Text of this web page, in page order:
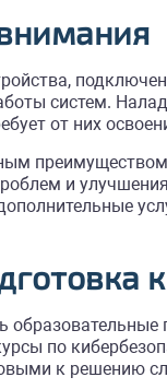
систем.
от них
и
по
к решению